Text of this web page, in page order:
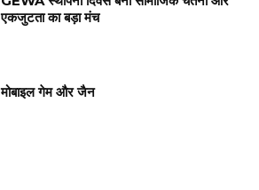
एकजुटता का बड़ा मंच
मोबाइल गेम और जैन